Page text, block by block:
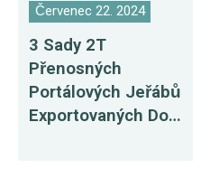
Červenec 22. 2024
3 Sady 2T
Přenosných
Portálových Jeřábů
Exportovaných Do